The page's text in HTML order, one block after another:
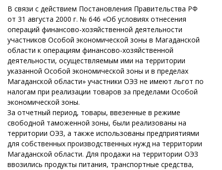
В связи с действием Постановления Правительства РФ
от 31 августа 2000 г. № 646 «Об условиях отнесения
операций финансово-хозяйственной деятельности
участников Особой экономической зоны в Магаданской
области к операциям финансово-хозяйственной
деятельности, осуществляемым ими на территории
указанной Особой экономической зоны и в пределах
Магаданской области» участники ОЭЗ не имеют льгот по
налогам при реализации товаров за пределами Особой
экономической зоны.
За отчетный период, товары, ввезенные в режиме
свободной таможенной зоны, были реализованы на
территории ОЭЗ, а также использованы предприятиями
для собственных производственных нужд на территории
Магаданской области. Для продажи на территории ОЭЗ
ввозились продукты питания, транспортные средства,